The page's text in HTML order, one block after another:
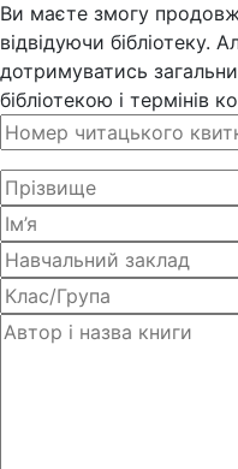
Ви маєте змогу
відвідуючи бібліотеку.
дотримуватись
бібліотекою і термінів